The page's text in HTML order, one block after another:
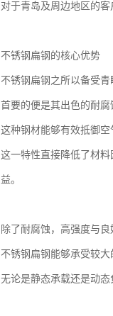
对于青岛及周边地区的
不锈钢扁钢的核心优势
不锈钢扁钢之所以备受青
首要的便是其出色的耐腐
这种钢材能够有效抵御
这一特性直接降低了材
益。
除了耐腐蚀，高强度与良
不锈钢扁钢能够承受较
无论是静态承载还是动